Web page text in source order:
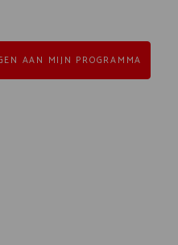
AAN MIJN PROGRAMMA